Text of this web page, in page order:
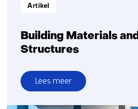
Building Materials and
Structures
Informatietype:
Artikel
Lees meer
over
Building